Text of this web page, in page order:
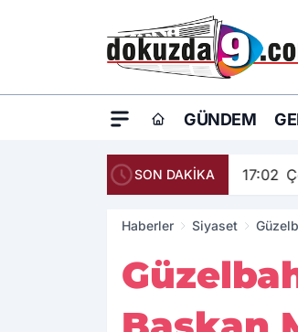
GÜNDEM
SON DAKİKA 17:02
Haberler Siyaset